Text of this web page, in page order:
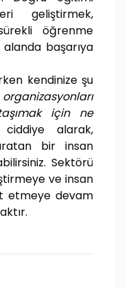
geliştirmek,
öğrenme
alanda başarıya
kendinize şu
için ne
alarak,
bir insan
Sektörü
ve insan
etmeye devam